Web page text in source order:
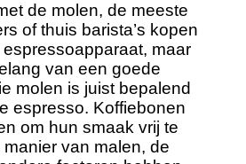
de molen, de meeste
of thuis barista’s kopen
maar
van een goede
molen is juist bepalend
espresso. Koffiebonen
om hun smaak vrij te
van malen, de